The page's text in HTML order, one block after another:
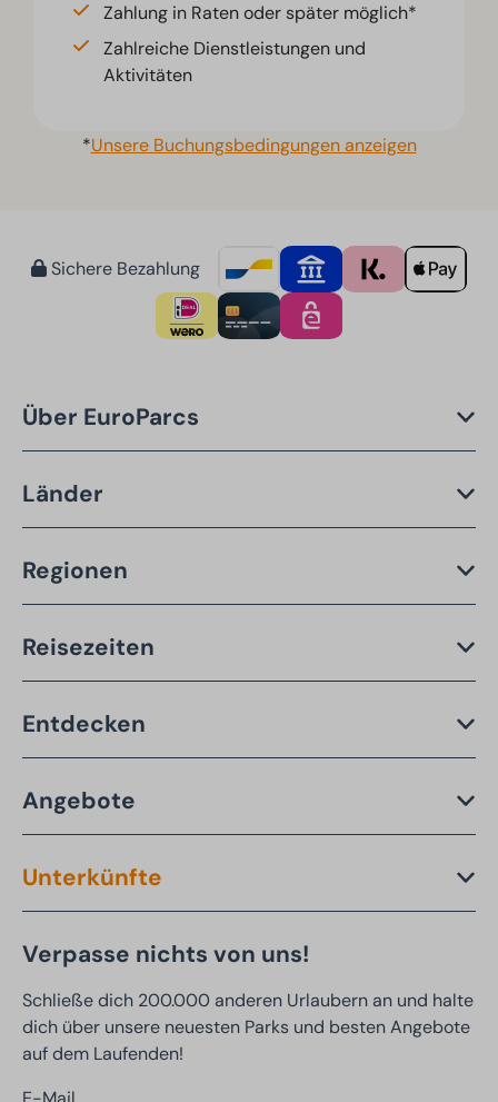
Zahlung in Raten oder später möglich*
Zahlreiche Dienstleistungen und
Aktivitäten
*Unsere Buchungsbedingungen anzeigen
Sichere Bezahlung
Über EuroParcs
Länder
Regionen
Reisezeiten
Entdecken
Angebote
Unterkünfte
Verpasse nichts von uns!
Schließe dich 200.000 anderen Urlaubern an und halte
dich über unsere neuesten Parks und besten Angebote
auf dem Laufenden!